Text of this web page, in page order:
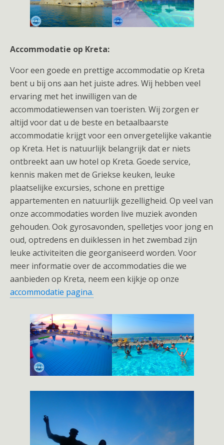
Accommodatie op Kreta:
Voor een goede en prettige accommodatie op Kreta
bent u bij ons aan het juiste adres. Wij hebben veel
ervaring met het inwilligen van de
accommodatiewensen van toeristen. Wij zorgen er
altijd voor dat u de beste en betaalbaarste
accommodatie krijgt voor een onvergetelijke vakantie
op Kreta. Het is natuurlijk belangrijk dat er niets
ontbreekt aan uw hotel op Kreta. Goede service,
kennis maken met de Griekse keuken, leuke
plaatselijke excursies, schone en prettige
appartementen en natuurlijk gezelligheid. Op veel van
onze accommodaties worden live muziek avonden
gehouden. Ook gyrosavonden, spelletjes voor jong en
oud, optredens en duiklessen in het zwembad zijn
leuke activiteiten die georganiseerd worden. Voor
meer informatie over de accommodaties die we
aanbieden op Kreta, neem een kijkje op onze
accommodatie pagina.